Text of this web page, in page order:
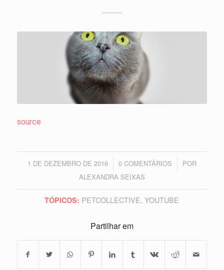
source
1 DE DEZEMBRO DE 2016
/ 0 COMENTÁRIOS
/
POR
ALEXANDRA SEIXAS
TÓPICOS: PETCOLLECTIVE,YOUTUBE
Partilhar em